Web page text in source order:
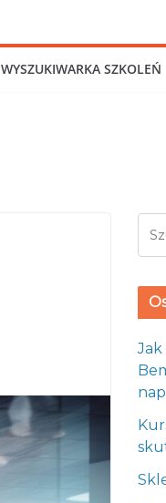
WYSZUKIWARKA SZKOLEŃ